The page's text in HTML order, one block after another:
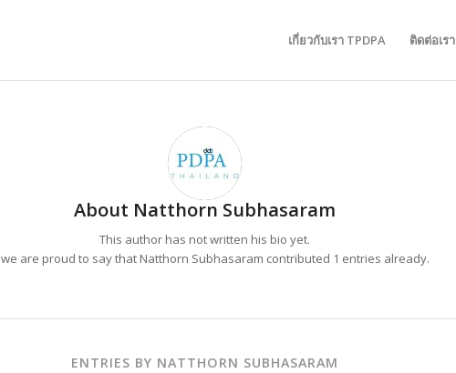
เกี่ยวกับเรา TPDPA ติดต่อเรา
About Natthorn Subhasaram
This author has not written his bio yet.
are proud to say that Natthorn Subhasaram contributed 1 entries already.
ENTRIES BY NATTHORN SUBHASARAM